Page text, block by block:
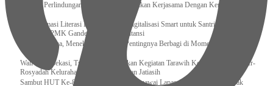
Perkuat Perlindungan KI Kemenkum Sahkan Kerjasama Dengan Kemenbud
Transformasi Literasi Keuangan dan Digitalisasi Smart untuk Santri Produktif
Kemenko PMK Gandeng Beberapa Intansi
Peduli Sesama, Menekraf Tekankan Pentingnya Berbagi di Momen Ramadan
Wali Kota Bekasi, Tri Adhianto Lakukan Kegiatan Tarawih Keliling di Masjid Ar-
Rosyadah Kelurahan Jatirasa Kecamatan Jatiasih
Sambut HUT Ke-81 Kemerdekaan RI, Pegawai Lapas Gunungsitoli Kompak